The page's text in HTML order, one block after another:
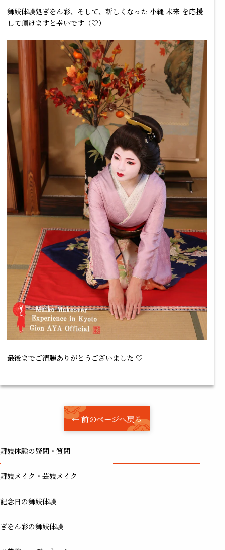
舞妓体験の疑問・質問
舞妓メイク・芸妓メイク
記念日の舞妓体験
ぎをん彩の舞妓体験
舞妓体験処ぎをん彩、そして、新しくなった 小縄 未来 を応援
して頂けますと幸いです（♡）
最後までご清聴ありがとうございました ♡
← 前のページへ戻る